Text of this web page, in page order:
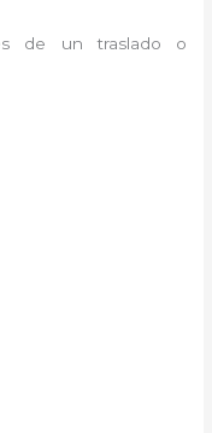
de un traslado o